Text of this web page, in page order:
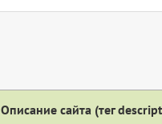
Описание сайта (тег